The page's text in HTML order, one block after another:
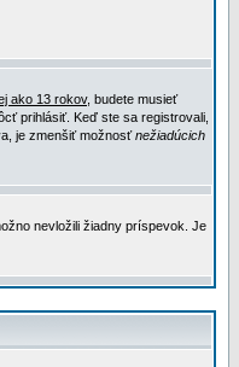
ako 13 rokov, budete musieť
prihlásiť. Keď ste sa registrovali,
je zmenšiť možnosťnežiadúcich
nevložili žiadny príspevok. Je